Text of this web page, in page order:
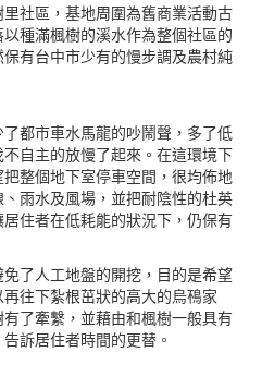
社區，基地周圍為舊商業活動古
種滿楓樹的溪水作為整個社區的
有台中市少有的慢步調及農村純
都市車水馬龍的吵鬧聲，多了低
自主的放慢了起來。在這環境下
整個地下室停車空間，很均佈地
雨水及風場，並把耐陰性的杜英
住者在低耗能的狀況下，仍保有
了人工地盤的開挖，目的是希望
往下紮根茁狀的高大的烏鴀家
了牽繫，並藉由和楓樹一般具有
訴居住者時間的更替。